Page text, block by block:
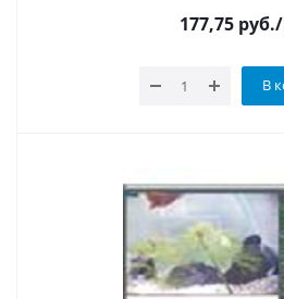
177,75 руб.
В